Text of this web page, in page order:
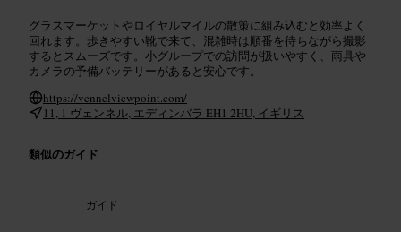
グラスマーケットやロイヤルマイルの散策に組み込むと効率よく
回れます。歩きやすい靴で来て、混雑時は順番を待ちながら撮影
するとスムーズです。小グループでの訪問が扱いやすく、雨具や
カメラの予備バッテリーがあると安心です。
https://vennelviewpoint.com/
11, 1 ヴェンネル, エディンバラ EH1 2HU, イギリス
類似のガイド
ガイド